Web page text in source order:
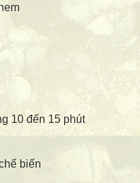
10 đến 15 phút
biến